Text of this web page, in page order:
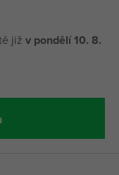
již v pondělí 10. 8.